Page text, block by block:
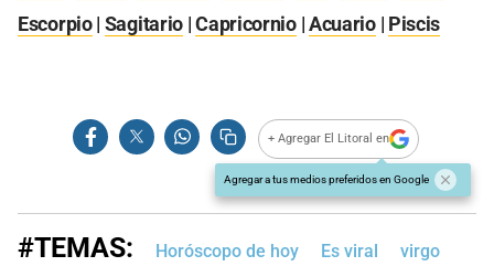
Escorpio| Sagitario |Capricornio|Acuario| Piscis
+ Agregar El Litoral en
Agregar a tus medios preferidos en Google
#TEMAS: Horóscopo de hoy Es viral virgo